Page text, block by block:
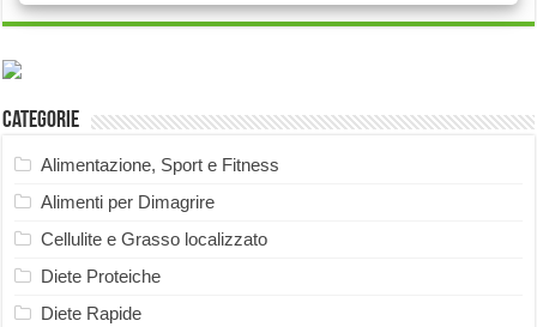
Categorie
Alimentazione, Sport e Fitness
Alimenti per Dimagrire
Cellulite e Grasso localizzato
Diete Proteiche
Diete Rapide